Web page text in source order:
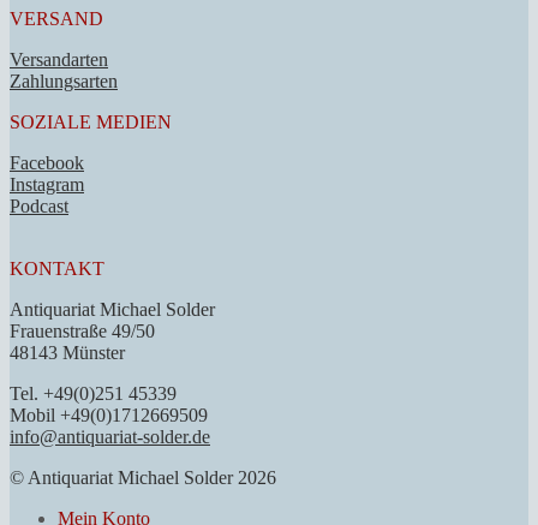
VERSAND
Versandarten
Zahlungsarten
SOZIALE MEDIEN
Facebook
Instagram
Podcast
KONTAKT
Antiquariat Michael Solder
Frauenstraße 49/50
48143 Münster
Tel. +49(0)251 45339
Mobil +49(0)1712669509
info@antiquariat-solder.de
© Antiquariat Michael Solder 2026
Mein Konto